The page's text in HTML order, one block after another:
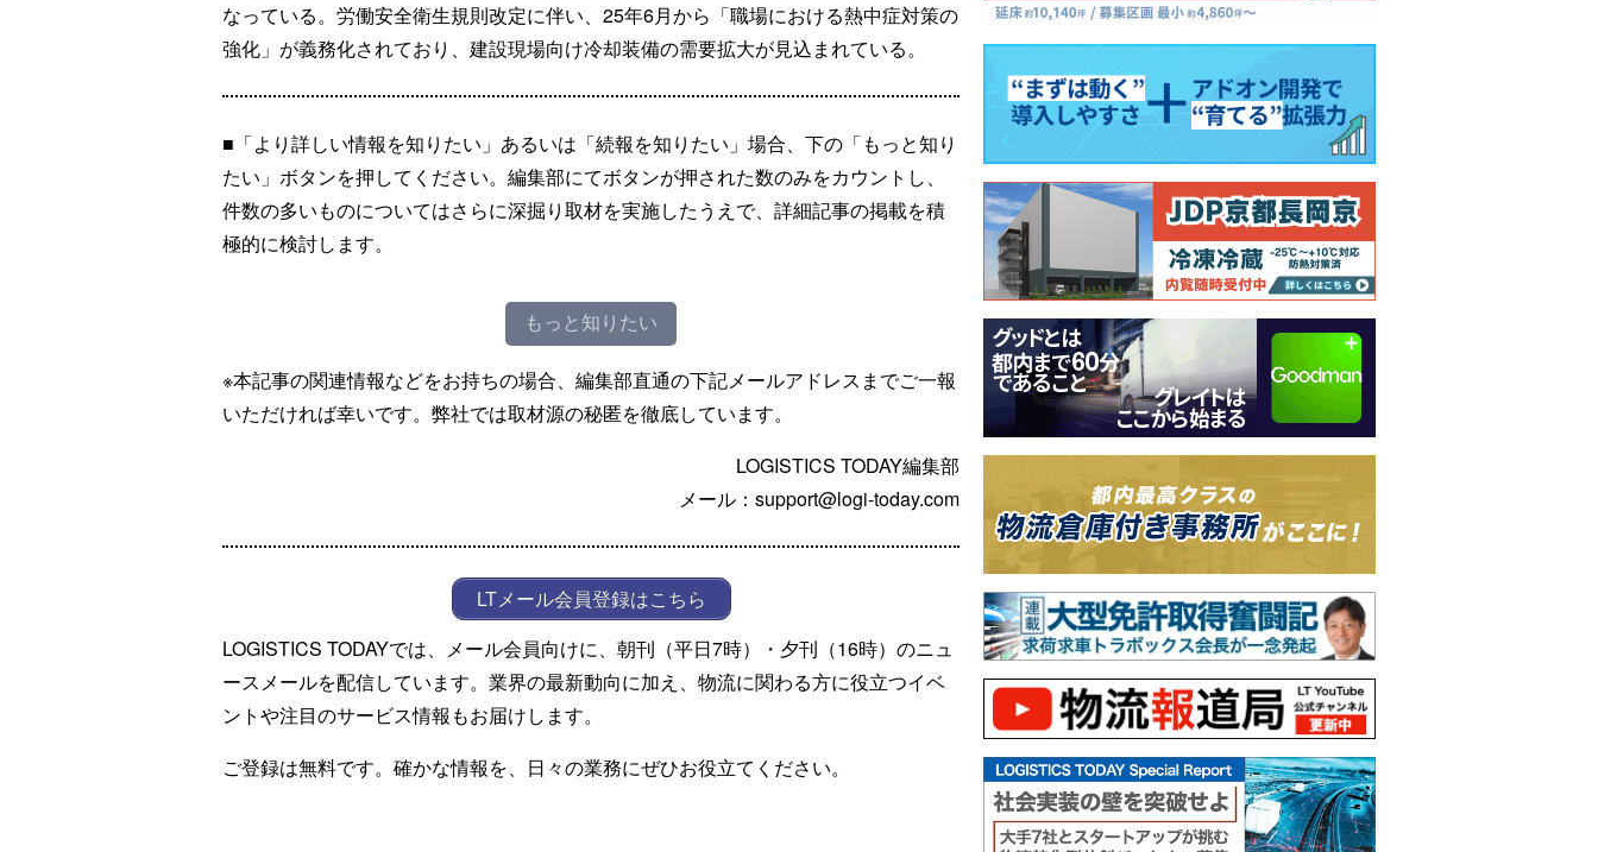
なっている。労働安全衛生規則改定に伴い、25年6月から「職場における熱中症対策の
強化」が義務化されており、建設現場向け冷却装備の需要拡大が見込まれている。
■「より詳しい情報を知りたい」あるいは「続報を知りたい」場合、下の「もっと知り
たい」ボタンを押してください。編集部にてボタンが押された数のみをカウントし、
件数の多いものについてはさらに深掘り取材を実施したうえで、詳細記事の掲載を積
極的に検討します。
もっと知りたい
※本記事の関連情報などをお持ちの場合、編集部直通の下記メールアドレスまでご一報
いただければ幸いです。弊社では取材源の秘匿を徹底しています。
LOGISTICS TODAY編集部
メール：support@logi-today.com
LTメール会員登録はこちら
LOGISTICS TODAYでは、メール会員向けに、朝刊（平日7時）・夕刊（16時）のニュ
ースメールを配信しています。業界の最新動向に加え、物流に関わる方に役立つイベ
ントや注目のサービス情報もお届けします。
ご登録は無料です。確かな情報を、日々の業務にぜひお役立てください。